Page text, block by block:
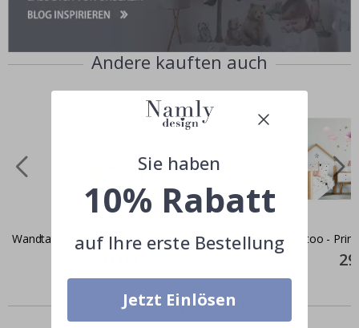
Andere kauften auch
Wandtattoo - Affen Wandtattoo -
Ähnliche produkte
Sie haben
10% Rabatt
auf Ihre erste Bestellung
Jetzt Einlösen